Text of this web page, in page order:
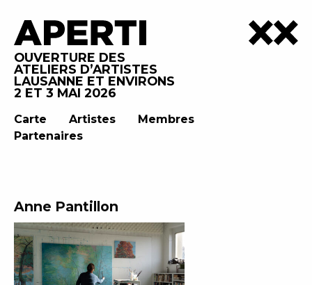
OUVERTURE DES
ATELIERS D’ARTISTES
LAUSANNE ET ENVIRONS
2 ET 3 MAI 2026
Carte Artistes
Membres
Partenaires
Anne Pantillon